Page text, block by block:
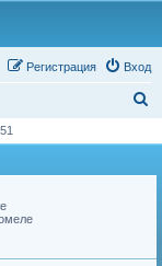
Вход
Регистрация
с